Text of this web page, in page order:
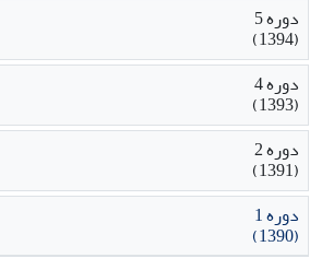
دوره 5
(1394)
دوره 4
(1393)
دوره 2
(1391)
دوره 1
(1390)